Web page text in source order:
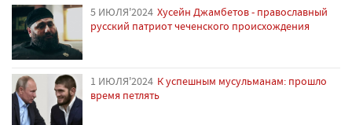
5 ИЮЛЯ'2024 Хусейн Джамбетов - православный
русский патриот чеченского происхождения
1 ИЮЛЯ'2024 К успешным мусульманам: прошло
время петлять